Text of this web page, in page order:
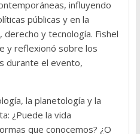
influyendo
públicas y en la
y tecnología. Fishel
y reflexionó sobre los
durante el evento,
la planetología y la
¿Puede la vida
que conocemos? ¿O